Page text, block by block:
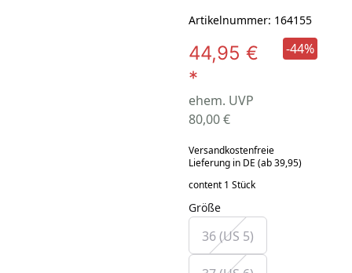
Artikelnummer: 164155
44,95 €
*
ehem. UVP
80,00 €
-44%
Versandkostenfreie
Lieferung in DE (ab 39,95)
content 1 Stück
Größe
36 (US 5)